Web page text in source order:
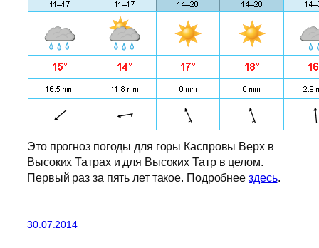
Это прогноз погоды для горы Каспровы Верх в
Высоких Татрах и для Высоких Татр в целом.
Первый раз за пять лет такое. Подробнее здесь.
30.07.2014